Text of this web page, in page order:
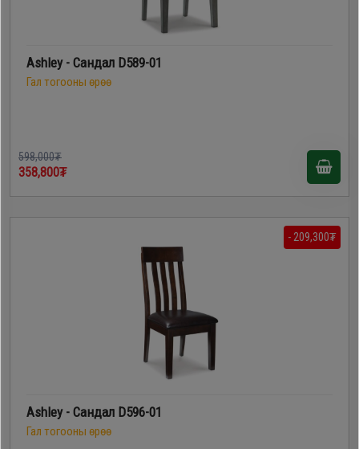
Ashley - Сандал D589-01
Гал тогооны өрөө
598,000₮
358,800₮
- 209,300₮
Ashley - Сандал D596-01
Гал тогооны өрөө